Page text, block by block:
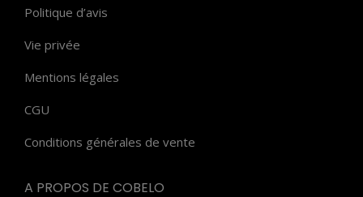
Politique d’avis
Vie privée
Mentions légales
CGU
Conditions générales de vente
A PROPOS DE COBELO